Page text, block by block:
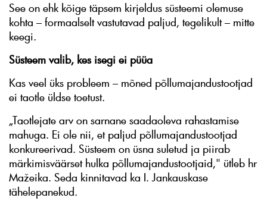
See on ehk kõige täpsem kirjeldus süsteemi olemuse
kohta – formaalselt vastutavad paljud, tegelikult – mitte
keegi.
Süsteem valib, kes isegi ei püüa
Kas veel üks probleem – mõned põllumajandustootjad
ei taotle üldse toetust.
„Taotlejate arv on sarnane saadaoleva rahastamise
mahuga. Ei ole nii, et paljud põllumajandustootjad
konkureerivad. Süsteem on üsna suletud ja piirab
märkimisväärset hulka põllumajandustootjaid," ütleb hr
Mažeika. Seda kinnitavad ka I. Jankauskase
tähelepanekud.